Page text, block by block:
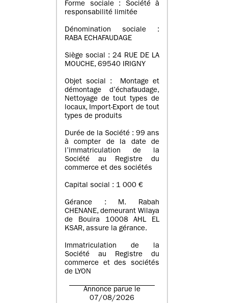
Forme sociale : Société à
responsabilité limitée
Dénomination sociale :
RABA ECHAFAUDAGE
Siège social : 24 RUE DE LA
MOUCHE, 69540 IRIGNY
Objet social : Montage et
démontage d’échafaudage,
Nettoyage de tout types de
locaux, Import-Export de tout
types de produits
Durée de la Société : 99 ans
à compter de la date de
l’immatriculation de la
Société au Registre du
commerce et des sociétés
Capital social : 1 000 €
Gérance : M. Rabah
CHENANE, demeurant Wilaya
de Bouira 10008 AHL EL
KSAR, assure la gérance.
Immatriculation de la
Société au Registre du
commerce et des sociétés
de LYON
Annonce parue le
07/08/2026